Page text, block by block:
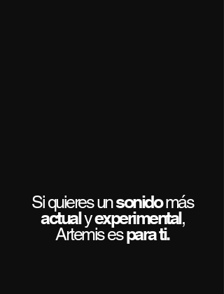
Si quieres unsonidomás
actualyexperimental,
Artemis espara ti.